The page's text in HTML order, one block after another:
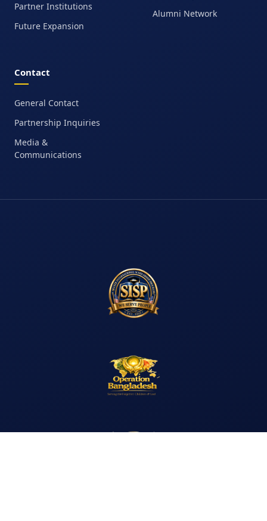
Partner Institutions
Future Expansion
Alumni Network
Contact
General Contact
Partnership Inquiries
Media &
Communications